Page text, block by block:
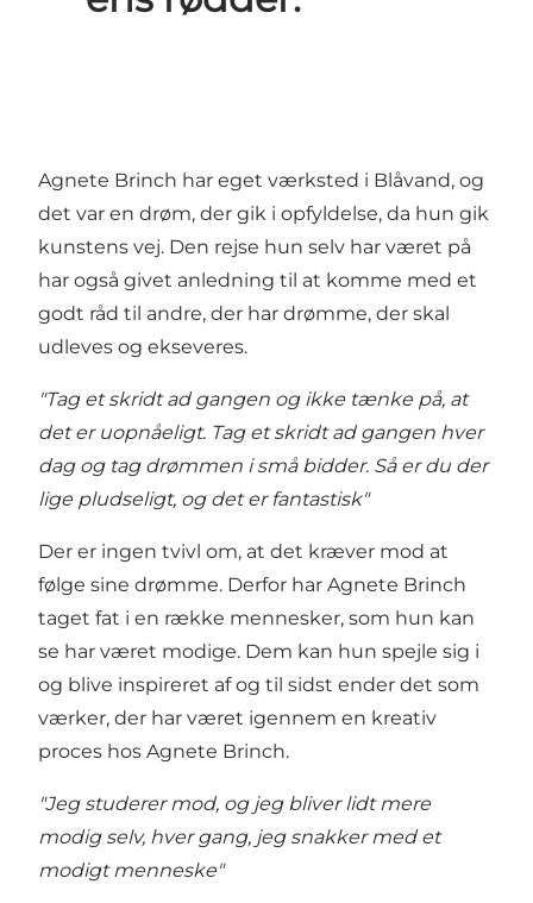
Agnete Brinch har eget værksted i Blåvand, og
det var en drøm, der gik i opfyldelse, da hun gik
kunstens vej. Den rejse hun selv har været på
har også givet anledning til at komme med et
godt råd til andre, der har drømme, der skal
udleves og ekseveres.
"Tag et skridt ad gangen og ikke tænke på, at
det er uopnåeligt. Tag et skridt ad gangen hver
dag og tag drømmen i små bidder. Så er du der
lige pludseligt, og det er fantastisk"
Der er ingen tvivl om, at det kræver mod at
følge sine drømme. Derfor har Agnete Brinch
taget fat i en række mennesker, som hun kan
se har været modige. Dem kan hun spejle sig i
og blive inspireret af og til sidst ender det som
værker, der har været igennem en kreativ
proces hos Agnete Brinch.
"Jeg studerer mod, og jeg bliver lidt mere
modig selv, hver gang, jeg snakker med et
modigt menneske"